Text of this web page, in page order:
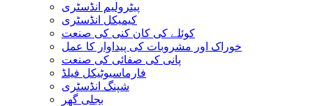
پیٹرولیم انڈسٹری
کیمیکل انڈسٹری
کوئلے کی کان کنی کی صنعت
خوراک اور مشروبات کی پیداوار کا عمل
پانی کی صفائی کی صنعت
فارماسیوٹیکل فیلڈ
شپنگ انڈسٹری
بجلی گھر